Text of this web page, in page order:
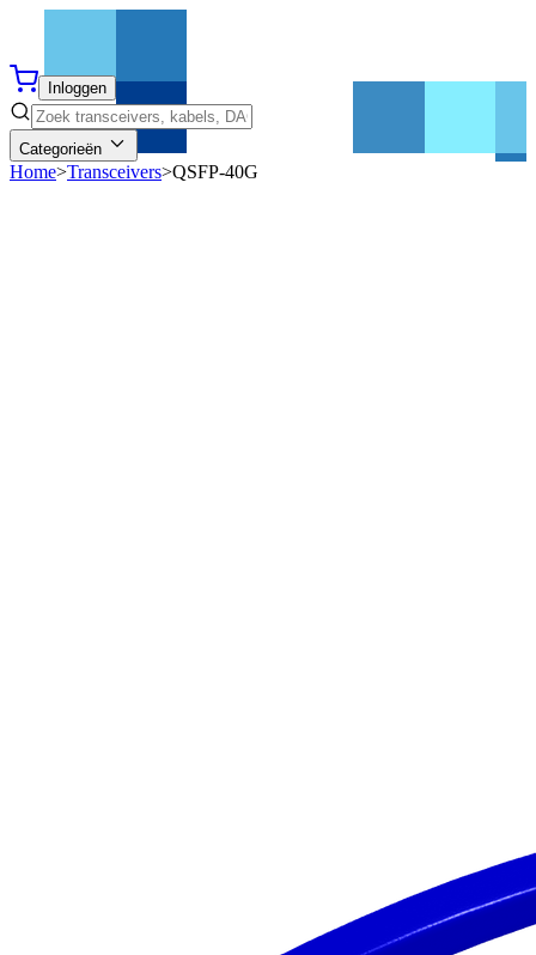
Inloggen
Categorieën
Home>Transceivers>QSFP-40G